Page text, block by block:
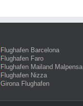
Flughafen Barcelona
Flughafen Faro
Flughafen Mailand Malpensa
Flughafen Nizza
Girona Flughafen